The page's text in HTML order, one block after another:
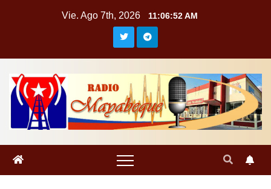
Vie. Ago 7th, 2026 11:06:53 AM